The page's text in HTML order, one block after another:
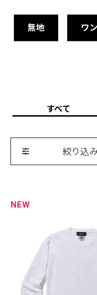
無地 ワ
すべて
絞り込
NEW